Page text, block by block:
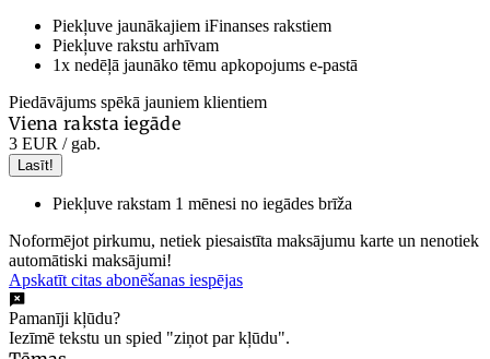
Piekļuve jaunākajiem iFinanses rakstiem
Piekļuve rakstu arhīvam
1x nedēļā jaunāko tēmu apkopojums e-pastā
Piedāvājums spēkā jauniem klientiem
Viena raksta iegāde
3 EUR / gab.
Lasīt!
Piekļuve rakstam 1 mēnesi no iegādes brīža
Noformējot pirkumu, netiek piesaistīta maksājumu karte un nenotiek
automātiski maksājumi!
Apskatīt citas abonēšanas iespējas
Pamanīji kļūdu?
Iezīmē tekstu un spied "ziņot par kļūdu".